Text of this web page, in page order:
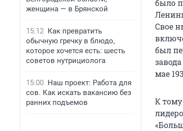
женщина — в Брянской
15:12 Как превратить
обычную гречку в блюдо,
которое хочется есть: шесть
советов нутрициолога
15:00 Наш проект: Работа для
сов. Как искать вакансию без
ранних подъемов
было
Свое
был
мае
К